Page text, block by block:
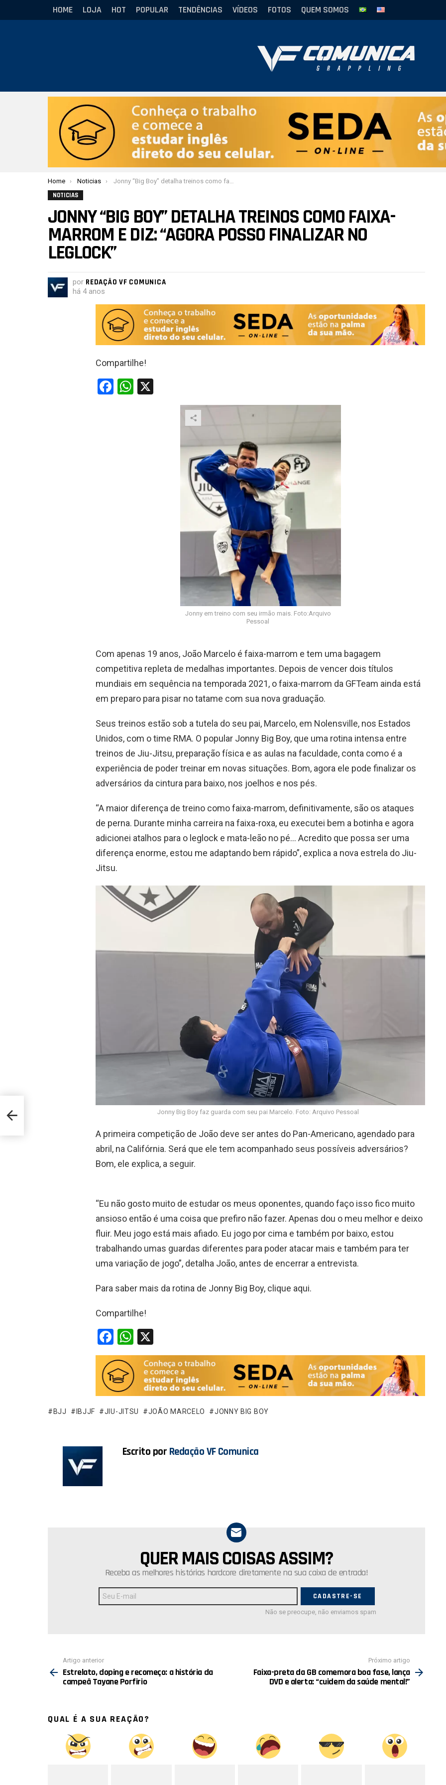
HOME LOJA HOT POPULAR TENDÊNCIAS VÍDEOS FOTOS QUEM SOMOS
Você está aqui:
Home Noticias Jonny “Big Boy” detalha treinos como faixa-marrom e diz: “agora posso finalizar no leglock”
NOTICIAS
JONNY “BIG BOY” DETALHA TREINOS COMO FAIXA-
MARROM E DIZ: “AGORA POSSO FINALIZAR NO
LEGLOCK”
por REDAÇÃO VF COMUNICA
há 4 anos
Compartilhe!
F
W
Jonny em treino com seu irmão mais. Foto:Arquivo
Pessoal
Com apenas 19 anos, João Marcelo é faixa-marrom e tem uma bagagem
competitiva repleta de medalhas importantes. Depois de vencer dois títulos
mundiais em sequência na temporada 2021, o faixa-marrom da GFTeam ainda está
em preparo para pisar no tatame com sua nova graduação.
Seus treinos estão sob a tutela do seu pai, Marcelo, em Nolensville, nos Estados
Unidos, com o time RMA. O popular Jonny Big Boy, que uma rotina intensa entre
treinos de Jiu-Jitsu, preparação física e as aulas na faculdade, conta como é a
experiência de poder treinar em novas situações. Bom, agora ele pode finalizar os
adversários da cintura para baixo, nos joelhos e nos pés.
“A maior diferença de treino como faixa-marrom, definitivamente, são os ataques
de perna. Durante minha carreira na faixa-roxa, eu executei bem a botinha e agora
adicionei atalhos para o leglock e mata-leão no pé… Acredito que possa ser uma
diferença enorme, estou me adaptando bem rápido”, explica a nova estrela do Jiu-
Jitsu.
Jonny Big Boy faz guarda com seu pai Marcelo. Foto: Arquivo Pessoal
A primeira competição de João deve ser antes do Pan-Americano, agendado para
abril, na Califórnia. Será que ele tem acompanhado seus possíveis adversários?
Bom, ele explica, a seguir.
“Eu não gosto muito de estudar os meus oponentes, quando faço isso fico muito
ansioso então é uma coisa que prefiro não fazer. Apenas dou o meu melhor e deixo
fluir. Meu jogo está mais afiado. Eu jogo por cima e também por baixo, estou
trabalhando umas guardas diferentes para poder atacar mais e também para ter
uma variação de jogo”, detalha João, antes de encerrar a entrevista.
Para saber mais da rotina de Jonny Big Boy, clique aqui.
Compartilhe!
F
a
ce
b
o
o
W
h
at
s
A
p
BJJ IBJJF JIU-JITSU JOÃO MARCELO JONNY BIG BOY
Escrito por Redação VF Comunica
QUER MAIS COISAS ASSIM?
Receba as melhores histórias hardcore diretamente na sua caixa de entrada!
de
E-
Não se preocupe, não enviamos spam
mais
Artigo anterior
Estrelato, doping e recomeço: a história da
campeã Tayane Porfirio
Próximo artigo
Faixa-preta da GB comemora boa fase, lança
DVD e alerta: “cuidem da saúde mental!”
QUAL É A SUA REAÇÃO?